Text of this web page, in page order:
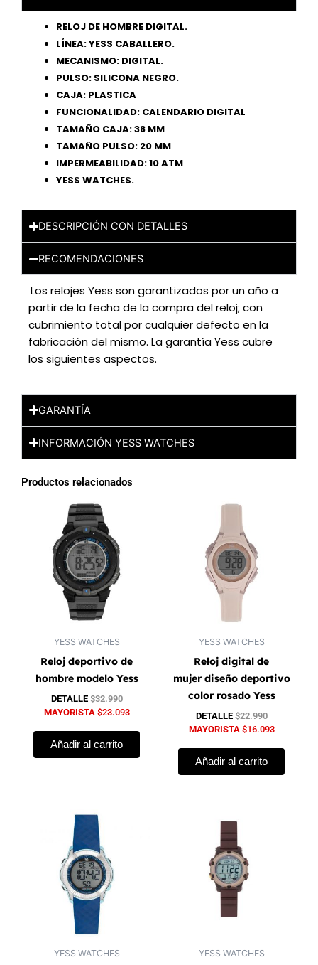
RELOJ DE HOMBRE DIGITAL.
LÍNEA: YESS CABALLERO.
MECANISMO: DIGITAL.
PULSO: SILICONA NEGRO.
CAJA: PLASTICA
FUNCIONALIDAD: CALENDARIO DIGITAL
TAMAÑO CAJA: 38 MM
TAMAÑO PULSO: 20 MM
IMPERMEABILIDAD: 10 ATM
YESS WATCHES.
DESCRIPCIÓN CON DETALLES
RECOMENDACIONES
Los relojes Yess son garantizados por un año a
partir de la fecha de la compra del reloj; con
cubrimiento total por cualquier defecto en la
fabricación del mismo. La garantía Yess cubre
los siguientes aspectos.
GARANTÍA
INFORMACIÓN YESS WATCHES
Productos relacionados
YESS WATCHES
Reloj deportivo de
hombre modelo Yess
DETALLE $32.990
MAYORISTA $23.093
Añadir al carrito
YESS WATCHES
Reloj digital de
mujer diseño deportivo
color rosado Yess
DETALLE $22.990
MAYORISTA $16.093
Añadir al carrito
YESS WATCHES YESS WATCHES